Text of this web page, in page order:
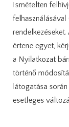
Ismételten
értene egyet,
a Nyilatkozat
történő
látogatása
esetleges